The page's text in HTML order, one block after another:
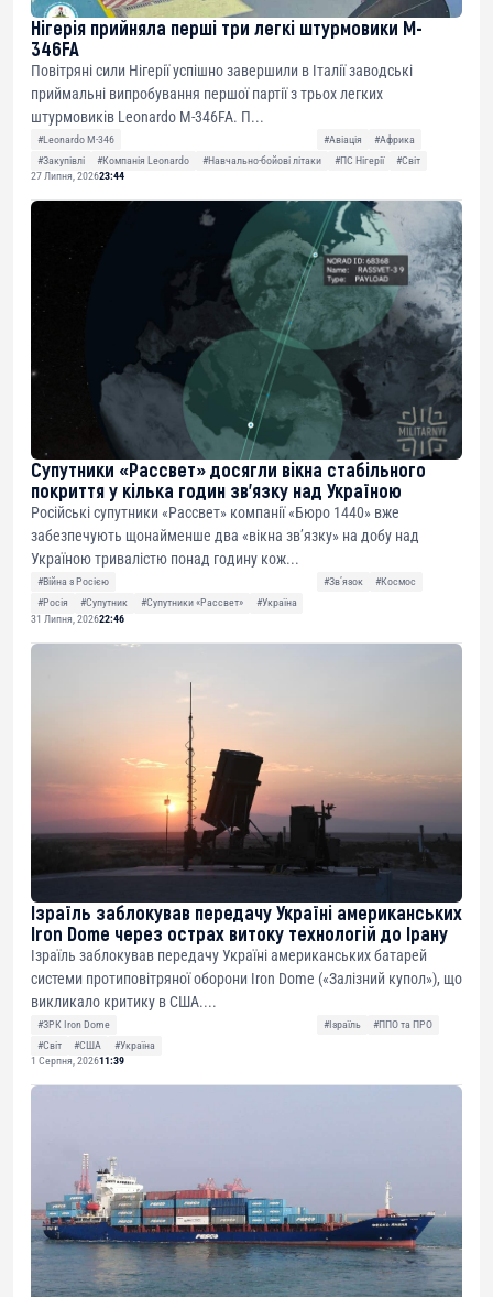
Нігерія прийняла перші три легкі штурмовики M-
346FA
Повітряні сили Нігерії успішно завершили в Італії заводські
приймальні випробування першої партії з трьох легких
штурмовиків Leonardo M-346FA. П...
#Leonardo M-346 #Авіація
#Африка
#Закупівлі
#Компанія Leonardo #Навчально-бойові літаки #ПС Нігерії
#Світ
27 Липня, 202623:44
Супутники «Рассвет» досягли вікна стабільного
покриття у кілька годин зв’язку над Україною
Російські супутники «Рассвет» компанії «Бюро 1440» вже
забезпечують щонайменше два «вікна зв’язку» на добу над
Україною тривалістю понад годину кож...
#Війна з Росією #Звʼязок
#Космос
#Росія
#Супутник #Супутники «Рассвет»
#Україна
31 Липня, 202622:46
Ізраїль заблокував передачу Україні американських
Iron Dome через острах витоку технологій до Ірану
Ізраїль заблокував передачу Україні американських батарей
системи протиповітряної оборони Iron Dome («Залізний купол»), що
викликало критику в США....
#ЗРК Iron Dome #Ізраїль
#ППО та ПРО
#Світ
#США
#Україна
1 Серпня, 202611:39